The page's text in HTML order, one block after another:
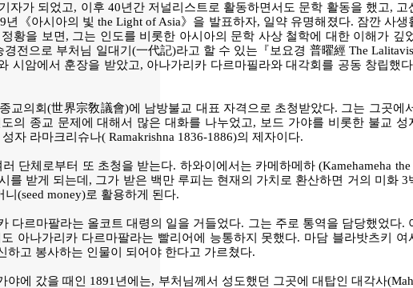
가 되었고, 이후 40년간 저널리스트로 활동하면서도 문학 활동을 했고, 고
《아시아의 빛 the Light of Asia》을 발표하자, 일약 유명해졌다. 잠깐 사생
황을 보면, 그는 인도를 비롯한 아시아의 문학 사상 철학에 대한 이해가 깊
전으로 부처님 일대기(一代記)라고 할 수 있는『보요경 普曜經 The
시암에서 훈장을 받았고, 아나가리카 다르마필라와 대각회를 공동 창립했
교의회(世界宗敎議會)에 남방불교 대표 자격으로 초청받았다. 그는 그곳에
의 종교 문제에 대해서 많은 대화를 나누었고, 보드 가야를 비롯한 불교 성
자 라마크리슈나( Ramakrishna 1836-1886)의 제자이다.
단체로부터 또 초청을 받는다. 하와이에서는 카메하메하 (Kamehameha the
를 받게 되는데, 그가 받은 백만 루피는 현재의 가치로 환산하면 거의 미화 3
(seed money)로 활용하게 된다.
다르마팔라는 올코트 대령의 일을 거들었다. 그는 주로 통역을 담당했었다.
아나가리카 다르마팔라는 빨리어에 능통하지 못했다. 마담 블라밧츠키 여
고 봉사하는 인물이 되어야 한다고 가르쳤다.
에 갔을 때인 1891년에는, 부처님께서 성도했던 그곳에 대탑인 대각사